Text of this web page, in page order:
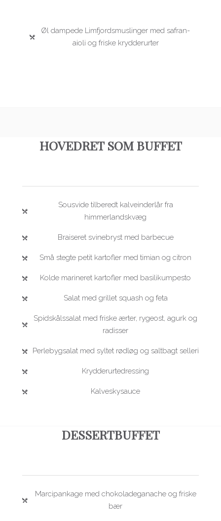
Øl dampede Limfjordsmuslinger med safran-
aioli og friske krydderurter
HOVEDRET SOM BUFFET
Sousvide tilberedt kalveinderlår fra
himmerlandskvæg
Braiseret svinebryst med barbecue
Små stegte petit kartofler med timian og citron
Kolde marineret kartofler med basilikumpesto
Salat med grillet squash og feta
Spidskålssalat med friske ærter, rygeost, agurk og
radisser
Perlebygsalat med syltet rødløg og saltbagt selleri
Krydderurtedressing
Kalveskysauce
DESSERTBUFFET
Marcipankage med chokoladeganache og friske
bær